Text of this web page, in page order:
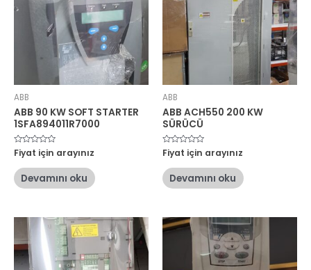
ABB
ABB 90 KW SOFT STARTER
1SFA894011R7000
5
üzerinden
oy
aldı
Fiyat için arayınız
Devamını oku
ABB
ABB ACH550 200 KW
SÜRÜCÜ
5
üzerinden
oy
aldı
Fiyat için arayınız
Devamını oku